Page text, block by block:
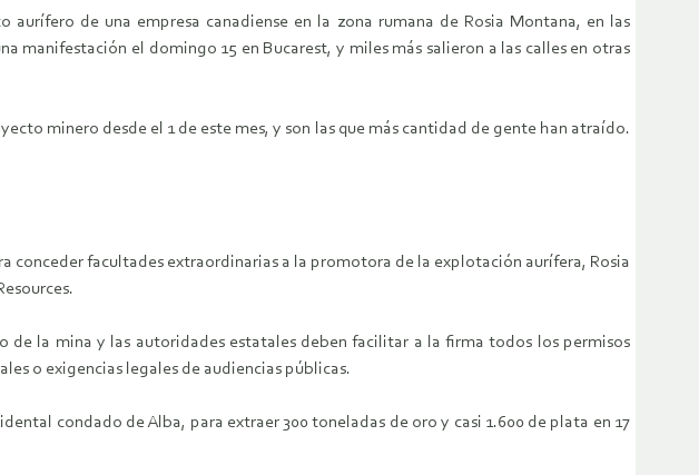
de una empresa canadiense en la zona rumana de Rosia Montana, en las
manifestación el domingo 15 en Bucarest, y miles más salieron a las calles en otras
minero desde el 1 de este mes, y son las que más cantidad de gente han atraído.
conceder facultades extraordinarias a la promotora de la explotación aurífera, Rosia
de la mina y las autoridades estatales deben facilitar a la firma todos los permisos
o exigencias legales de audiencias públicas.
condado de Alba, para extraer 300 toneladas de oro y casi 1.600 de plata en 17